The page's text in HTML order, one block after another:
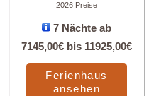
2026 Preise
7 Nächte ab
7145,00€ bis 11925,00€
Ferienhaus
ansehen